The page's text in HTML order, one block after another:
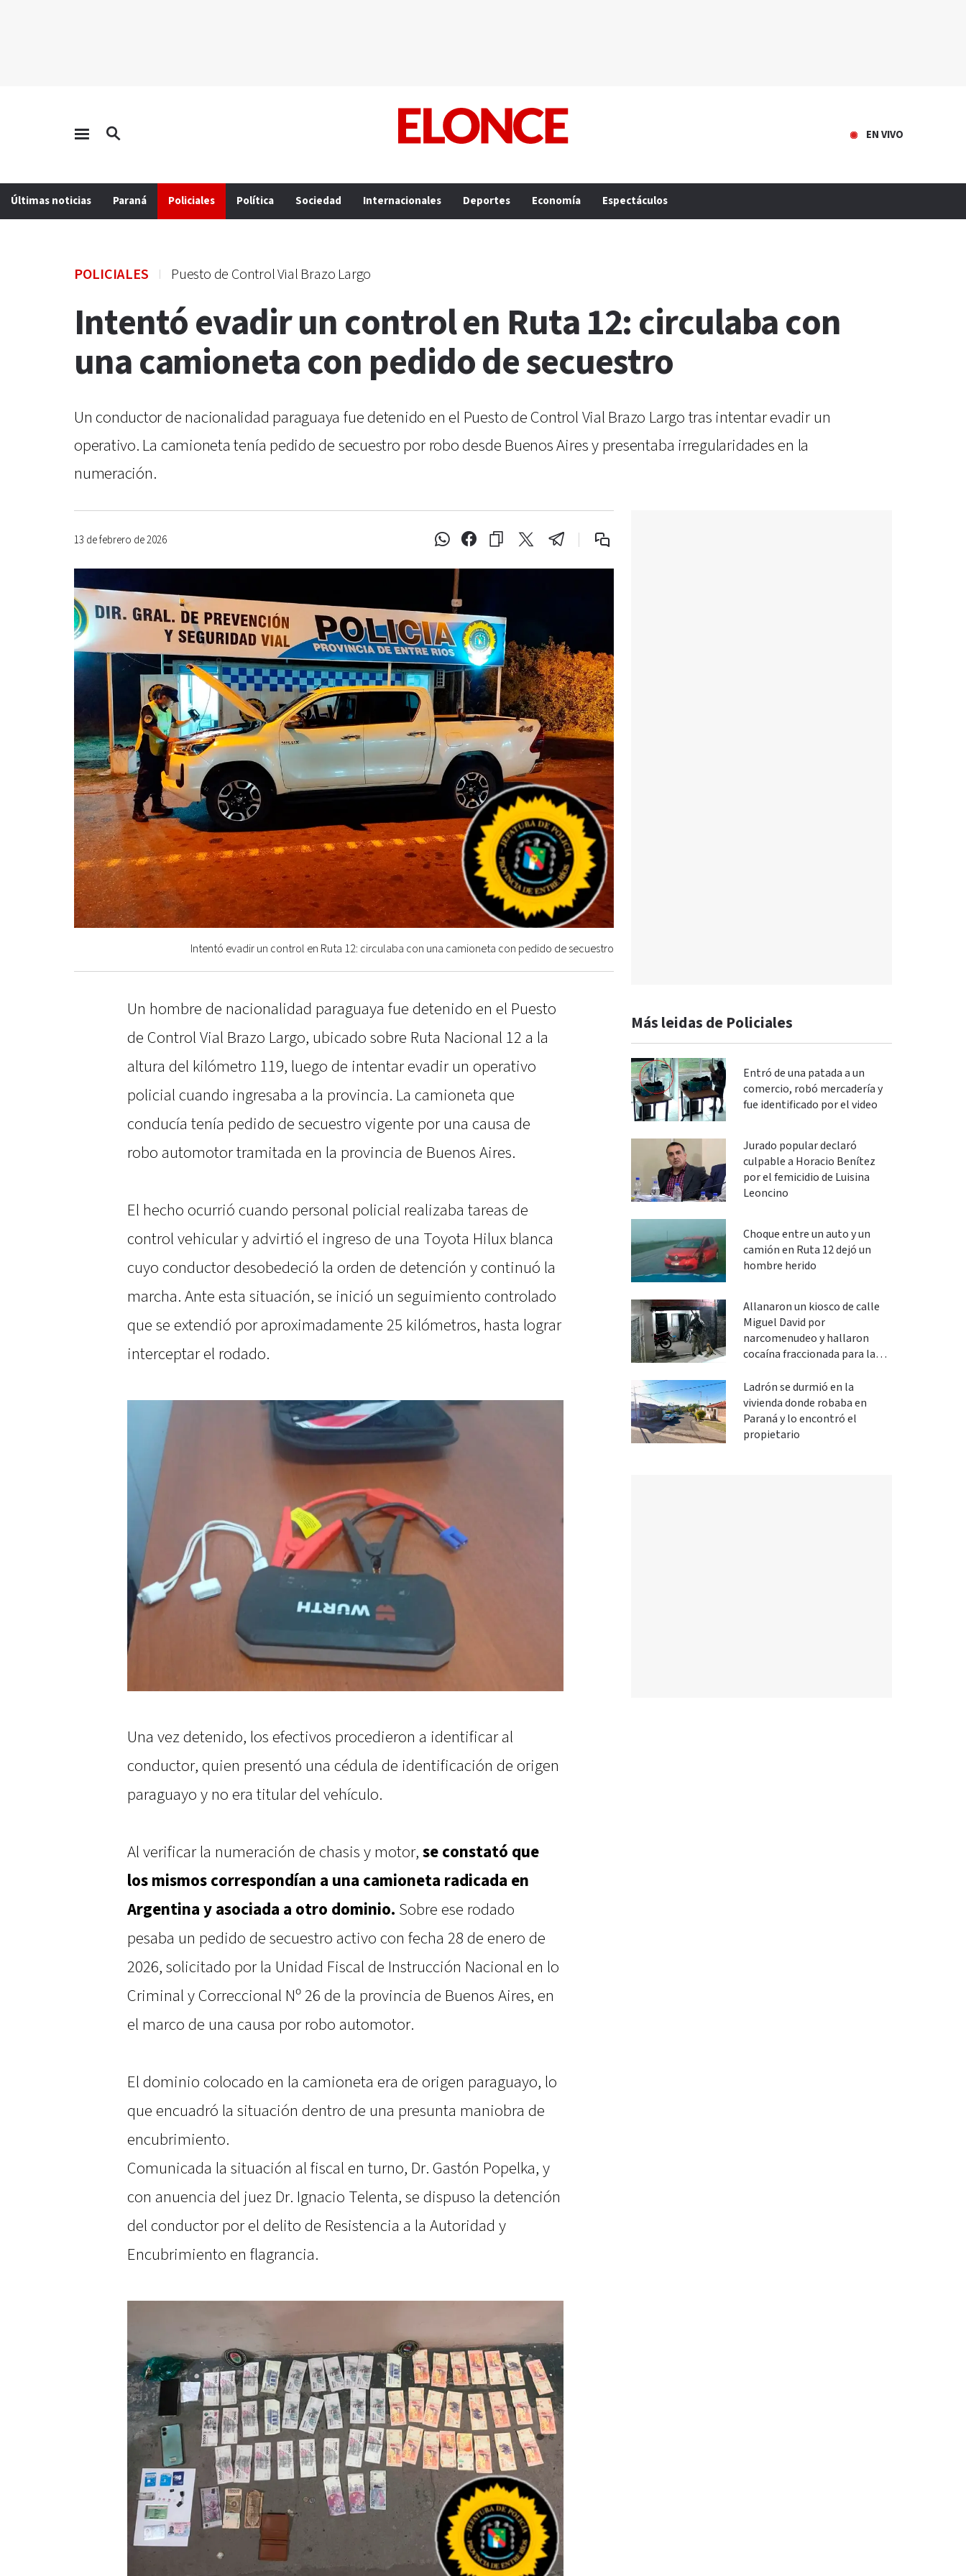
EN VIVO
Últimas noticias Paraná Policiales Política Sociedad Internacionales Deportes Economía Espectáculos
POLICIALES Puesto de Control Vial Brazo Largo
Intentó evadir un control en Ruta 12: circulaba con
una camioneta con pedido de secuestro
Un conductor de nacionalidad paraguaya fue detenido en el Puesto de Control Vial Brazo Largo tras intentar evadir un
operativo. La camioneta tenía pedido de secuestro por robo desde Buenos Aires y presentaba irregularidades en la
numeración.
13 de febrero de 2026
Intentó evadir un control en Ruta 12: circulaba con una camioneta con pedido de secuestro
Un hombre de nacionalidad paraguaya fue detenido en el Puesto
de Control Vial Brazo Largo, ubicado sobre Ruta Nacional 12 a la
altura del kilómetro 119, luego de intentar evadir un operativo
policial cuando ingresaba a la provincia. La camioneta que
conducía tenía pedido de secuestro vigente por una causa de
robo automotor tramitada en la provincia de Buenos Aires.
El hecho ocurrió cuando personal policial realizaba tareas de
control vehicular y advirtió el ingreso de una Toyota Hilux blanca
cuyo conductor desobedeció la orden de detención y continuó la
marcha. Ante esta situación, se inició un seguimiento controlado
que se extendió por aproximadamente 25 kilómetros, hasta lograr
interceptar el rodado.
Una vez detenido, los efectivos procedieron a identificar al
conductor, quien presentó una cédula de identificación de origen
paraguayo y no era titular del vehículo.
Al verificar la numeración de chasis y motor, se constató que
los mismos correspondían a una camioneta radicada en
Argentina y asociada a otro dominio. Sobre ese rodado
pesaba un pedido de secuestro activo con fecha 28 de enero de
2026, solicitado por la Unidad Fiscal de Instrucción Nacional en lo
Criminal y Correccional Nº 26 de la provincia de Buenos Aires, en
el marco de una causa por robo automotor.
El dominio colocado en la camioneta era de origen paraguayo, lo
que encuadró la situación dentro de una presunta maniobra de
encubrimiento.
Comunicada la situación al fiscal en turno, Dr. Gastón Popelka, y
con anuencia del juez Dr. Ignacio Telenta, se dispuso la detención
del conductor por el delito de Resistencia a la Autoridad y
Encubrimiento en flagrancia.
Más leidas de Policiales
Entró de una patada a un
comercio, robó mercadería y
fue identificado por el video
Jurado popular declaró
culpable a Horacio Benítez
por el femicidio de Luisina
Leoncino
Choque entre un auto y un
camión en Ruta 12 dejó un
hombre herido
Allanaron un kiosco de calle
Miguel David por
narcomenudeo y hallaron
cocaína fraccionada para la
Ladrón se durmió en la
vivienda donde robaba en
Paraná y lo encontró el
propietario